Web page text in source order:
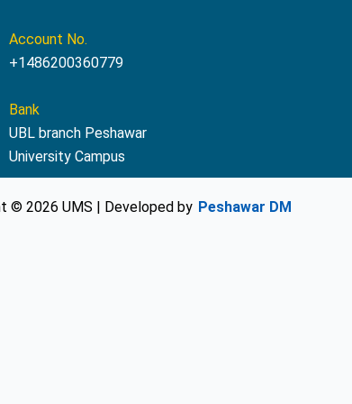
Account No.
+1486200360779
Bank
UBL branch Peshawar
University Campus
© 2026 UMS | Developed by Peshawar DM